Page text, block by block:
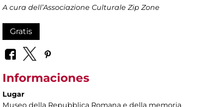
A cura dell’Associazione Culturale Zip Zone
Gratis
Informaciones
Lugar
Museo della Repubblica Romana e della memoria